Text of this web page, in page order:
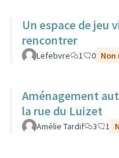
Un espace de jeu
rencontrer
Lefebvre 1 0 Non
Aménagement
la rue du Luizet
Amélie Tardif 3 1